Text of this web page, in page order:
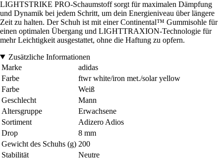
LIGHTSTRIKE PRO-Schaumstoff sorgt für maximalen Dämpfung
und Dynamik bei jedem Schritt, um dein Energieniveau über längere
Zeit zu halten. Der Schuh ist mit einer Continental™ Gummisohle für
einen optimalen Übergang und LIGHTTRAXION-Technologie für
mehr Leichtigkeit ausgestattet, ohne die Haftung zu opfern.
Zusätzliche Informationen
Marke
adidas
Farbe
ftwr white/iron met./solar yellow
Farbe
Weiß
Geschlecht
Mann
Altersgruppe
Erwachsene
Sortiment
Adizero Adios
Drop
8 mm
Gewicht des Schuhs (g) 200
Stabilität
Neutre